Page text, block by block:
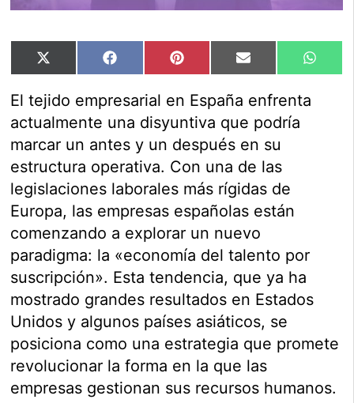
Compartir
en
X
(Twitter)
Compartir
en
Facebook Compartir
en
Pinterest Compartir
en
Email
en
El tejido empresarial en España enfrenta
actualmente una disyuntiva que podría
marcar un antes y un después en su
estructura operativa. Con una de las
legislaciones laborales más rígidas de
Europa, las empresas españolas están
comenzando a explorar un nuevo
paradigma: la «economía del talento por
suscripción». Esta tendencia, que ya ha
mostrado grandes resultados en Estados
Unidos y algunos países asiáticos, se
posiciona como una estrategia que promete
revolucionar la forma en la que las
empresas gestionan sus recursos humanos.